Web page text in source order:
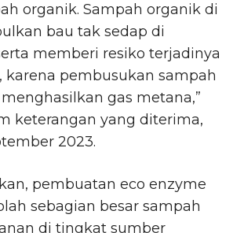
organik. Sampah organik di
bau tak sedap di
memberi resiko terjadinya
karena pembusukan sampah
gas metana,”
keterangan yang diterima,
2023.
pembuatan eco enzyme
sebagian besar sampah
di tingkat sumber